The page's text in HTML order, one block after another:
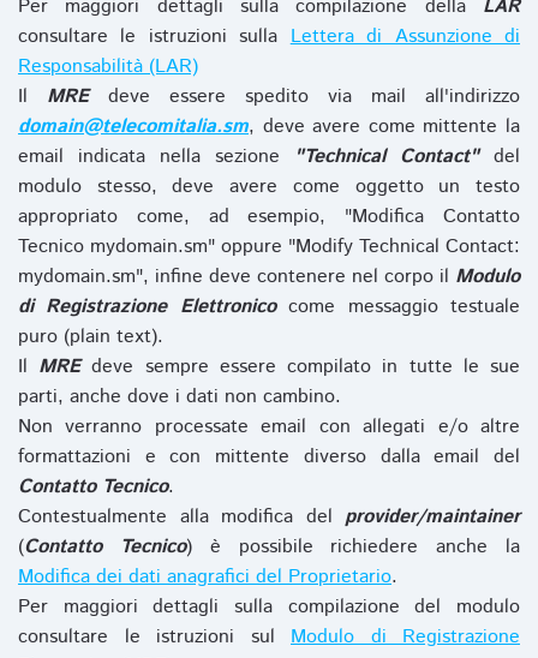
Per maggiori dettagli sulla compilazione della LAR
consultare le istruzioni sullaLettera di Assunzione di
Responsabilità (LAR)
Il MREdeve essere spedito via mail all'indirizzo
domain@telecomitalia.sm, deve avere come mittente la
email indicata nella sezione
"Technical Contact"del
modulo stesso, deve avere come oggetto un testo
appropriato come, ad esempio, "Modifica Contatto
Tecnico mydomain.sm" oppure "Modify Technical Contact:
mydomain.sm", infine deve contenere nel corpo il Modulo
di Registrazione Elettronicocome messaggio testuale
puro (plain text).
Il MREdeve sempre essere compilato in tutte le sue
parti, anche dove i dati non cambino.
Non verranno processate email con allegati e/o altre
formattazioni e con mittente diverso dalla email del
Contatto Tecnico.
Contestualmente alla modifica del provider/maintainer
(Contatto Tecnico) è possibile richiedere anche la
Modifica dei dati anagrafici del Proprietario.
Per maggiori dettagli sulla compilazione del modulo
consultare le istruzioni sul Modulo di Registrazione